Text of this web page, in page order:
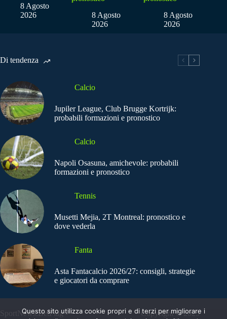
8 Agosto
2026
8 Agosto
2026
8 Agosto
2026
Di tendenza
Calcio
Jupiler League, Club Brugge Kortrijk:
probabili formazioni e pronostico
Calcio
Napoli Osasuna, amichevole: probabili
formazioni e pronostico
Tennis
Musetti Mejia, 2T Montreal: pronostico e
dove vederla
Fanta
Asta Fantacalcio 2026/27: consigli, strategie
e giocatori da comprare
SportNews.BetFlag -
Copyright © 2025
Questo sito utilizza cookie propri e di terzi per migliorare i